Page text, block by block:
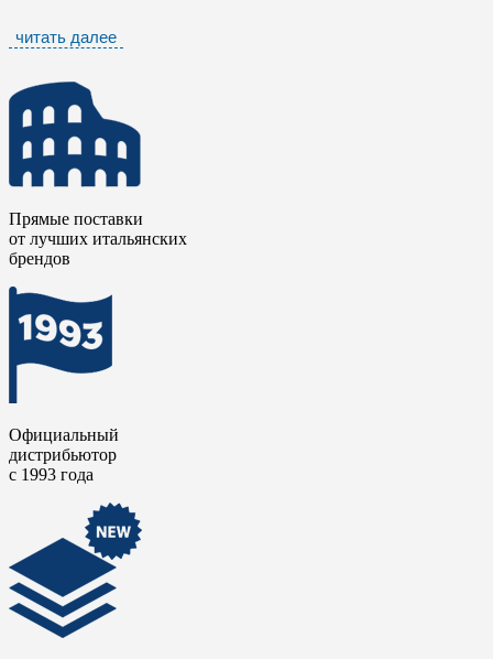
Данная коллекция демонстрирует баланс между
лаконичностью и текстурным богатством. Минеральные слои,
поверхности с современным, архитектурным характером, где
рациональность сочетается с творческой свободой.
Для вертикальных поверхностей коллекция предлагает три
фактурных варианта - Bands, Slim и Wave, усиливающие
тактильную глубину и дизайнерскую ценность материала.
Керамический гранитНоривен / NORIVEN
визуальной грамматикой для создания архитектуры, где
каждый элемент подчиняется общей композиционной логике,
а материал выступает не просто фоном, а полноценным
участником пространственного повествования.
читать далее
Прямые поставки
от лучших итальянских
брендов
Официальный
дистрибьютор
с 1993 года